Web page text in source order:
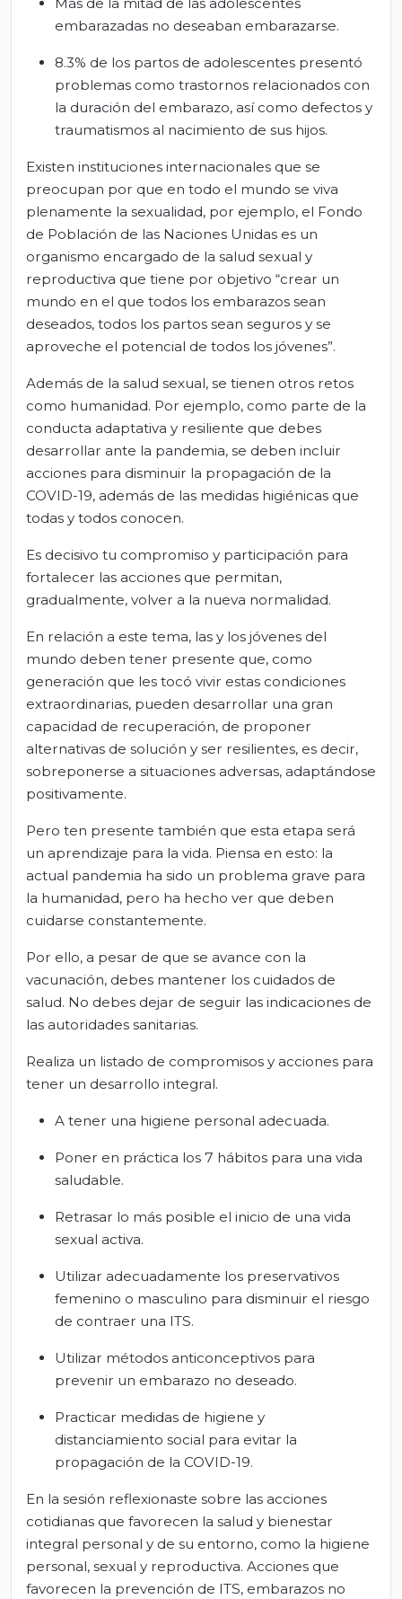
embarazadas no deseaban embarazarse.
8.3% de los partos de adolescentes presentó
problemas como trastornos relacionados con
la duración del embarazo, así como defectos y
traumatismos al nacimiento de sus hijos.
Existen instituciones internacionales que se
preocupan por que en todo el mundo se viva
plenamente la sexualidad, por ejemplo, el Fondo
de Población de las Naciones Unidas es un
organismo encargado de la salud sexual y
reproductiva que tiene por objetivo “crear un
mundo en el que todos los embarazos sean
deseados, todos los partos sean seguros y se
aproveche el potencial de todos los jóvenes”.
Además de la salud sexual, se tienen otros retos
como humanidad. Por ejemplo, como parte de la
conducta adaptativa y resiliente que debes
desarrollar ante la pandemia, se deben incluir
acciones para disminuir la propagación de la
COVID-19, además de las medidas higiénicas que
todas y todos conocen.
Es decisivo tu compromiso y participación para
fortalecer las acciones que permitan,
gradualmente, volver a la nueva normalidad.
En relación a este tema, las y los jóvenes del
mundo deben tener presente que, como
generación que les tocó vivir estas condiciones
extraordinarias, pueden desarrollar una gran
capacidad de recuperación, de proponer
alternativas de solución y ser resilientes, es decir,
sobreponerse a situaciones adversas, adaptándose
positivamente.
Pero ten presente también que esta etapa será
un aprendizaje para la vida. Piensa en esto: la
actual pandemia ha sido un problema grave para
la humanidad, pero ha hecho ver que deben
cuidarse constantemente.
Por ello, a pesar de que se avance con la
vacunación, debes mantener los cuidados de
salud. No debes dejar de seguir las indicaciones de
las autoridades sanitarias.
Realiza un listado de compromisos y acciones para
tener un desarrollo integral.
A tener una higiene personal adecuada.
Poner en práctica los 7 hábitos para una vida
saludable.
Retrasar lo más posible el inicio de una vida
sexual activa.
Utilizar adecuadamente los preservativos
femenino o masculino para disminuir el riesgo
de contraer una ITS.
Utilizar métodos anticonceptivos para
prevenir un embarazo no deseado.
Practicar medidas de higiene y
distanciamiento social para evitar la
propagación de la COVID-19.
En la sesión reflexionaste sobre las acciones
cotidianas que favorecen la salud y bienestar
integral personal y de su entorno, como la higiene
personal, sexual y reproductiva. Acciones que
favorecen la prevención de ITS, embarazos no